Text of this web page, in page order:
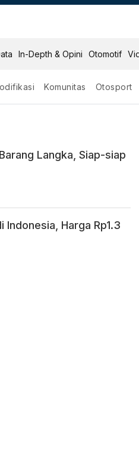
In-Depth & Opini Otomotif
Komunitas Otosport
Langka, Siap-siap
Harga Rp1.3